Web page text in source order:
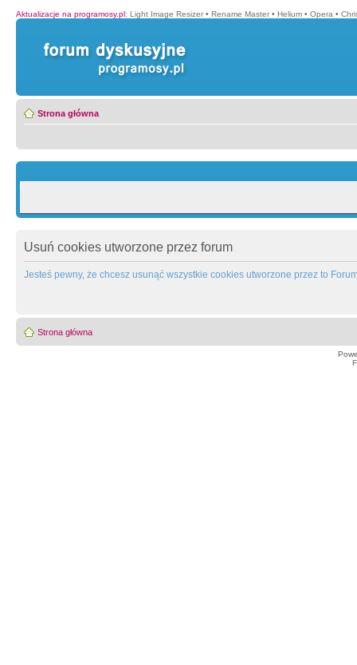
Aktualizacje na programosy.pl: Light Image Resizer • Rename Master • Helium • Opera •
Strona główna
Usuń cookies utworzone przez forum
Jesteś pewny, że chcesz usunąć wszystkie cookies utworzone przez to
Strona główna